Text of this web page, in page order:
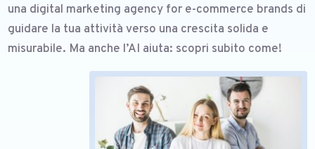
una digital marketing agency for e-commerce brands di
guidare la tua attività verso una crescita solida e
misurabile. Ma anche l’AI aiuta: scopri subito come!